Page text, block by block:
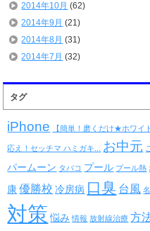
2014年10月 (62)
2014年9月 (21)
2014年8月 (31)
2014年7月 (32)
タグ
iPhone 【簡単！磨くだけ★ホワイ
応え！セッチマ ハミガキ... お中元
パームーン タバコ プール プール熱
康 優勝校 冷房病 口臭 台風
対策 悩み 情報 放射線治療 方